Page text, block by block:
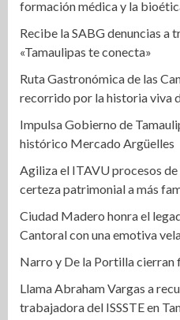
formación médica y la
Recibe la SABG denuncias a
«Tamaulipas te conecta»
Ruta Gastronómica de las
recorrido por la historia viva
Impulsa Gobierno de
histórico Mercado Argüelles
Agiliza el ITAVU procesos
certeza patrimonial a más
Ciudad Madero honra el
Cantoral con una emotiva
Narro y De la Portilla
Llama Abraham Vargas a
trabajadora del ISSSTE en